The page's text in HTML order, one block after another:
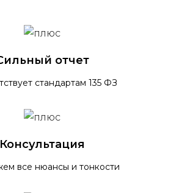
отчет
стандартам 135 ФЗ
Консультация
все нюансы и тонкости